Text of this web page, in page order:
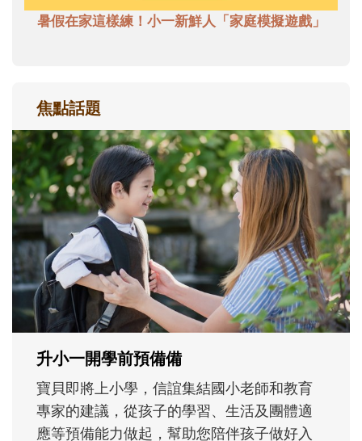
暑假在家這樣練！小一新鮮人「家庭模擬遊戲」
焦點話題
和孩子一起長大的那個男人│讀懂父親的
不同模樣
沒有人天生就擅長當爸爸！男人總是在一次
次「前所未有」的體驗中，跟著孩子一起長